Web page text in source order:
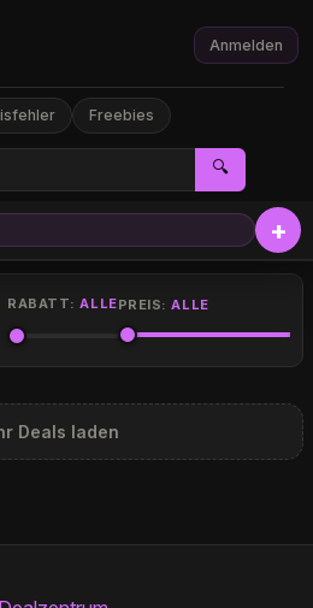
Freebies
🔍
Anmelden
RABATT:ALLEPREIS:ALLE
Deals laden